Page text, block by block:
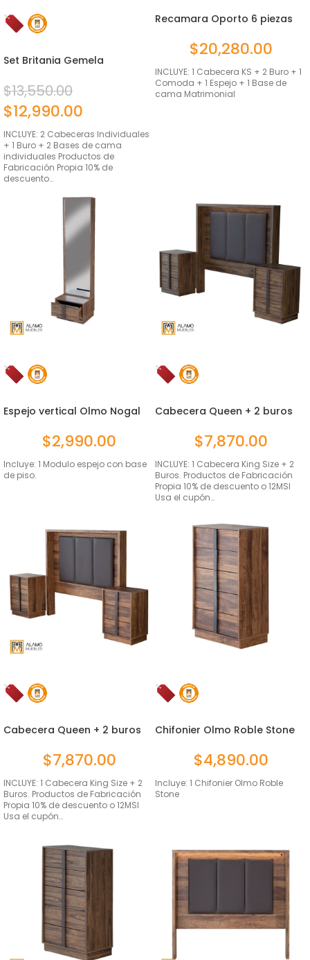
Set Britania Gemela
$13,550.00
$12,990.00
INCLUYE: 2 Cabeceras Individuales
+ 1 Buro + 2 Bases de cama
individuales Productos de
Fabricación Propia 10% de
descuento…
Recamara Oporto 6 piezas
$20,280.00
INCLUYE: 1 Cabecera KS + 2 Buro + 1
Comoda + 1 Espejo + 1 Base de
cama Matrimonial
Espejo vertical Olmo Nogal
$2,990.00
Incluye: 1 Modulo espejo con base
de piso.
Cabecera Queen + 2 buros
$7,870.00
INCLUYE: 1 Cabecera King Size + 2
Buros. Productos de Fabricación
Propia 10% de descuento o 12MSI
Usa el cupón…
Cabecera Queen + 2 buros
$7,870.00
INCLUYE: 1 Cabecera King Size + 2
Buros. Productos de Fabricación
Propia 10% de descuento o 12MSI
Usa el cupón…
Chifonier Olmo Roble Stone
$4,890.00
Incluye: 1 Chifonier Olmo Roble
Stone